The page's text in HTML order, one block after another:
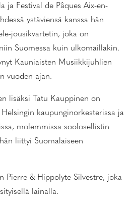
ja Festival de Pâques Aix-en-
ystäviensä kanssa hän
jousikvartetin, joka on
Suomessa kuin ulkomaillakin.
Kauniaisten Musiikkijuhlien
vuoden ajan.
lisäksi Tatu Kauppinen on
kaupunginorkesterissa ja
molemmissa soolosellistin
liittyi Suomalaiseen
Pierre & Hippolyte Silvestre, joka
lainalla.